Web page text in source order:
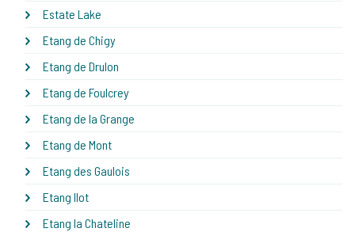
Estate Lake
Etang de Chigy
Etang de Drulon
Etang de Foulcrey
Etang de la Grange
Etang de Mont
Etang des Gaulois
Etang Ilot
Etang la Chateline